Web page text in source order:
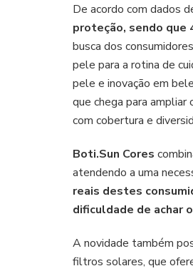
De acordo com dados
proteção, sendo que
busca dos
pele para a rotina de
pele e inovação em
que chega para
com cobertura e
Boti.Sun Cores
atendendo a uma
reais destes
dificuldade de achar
A novidade também
filtros solares, que